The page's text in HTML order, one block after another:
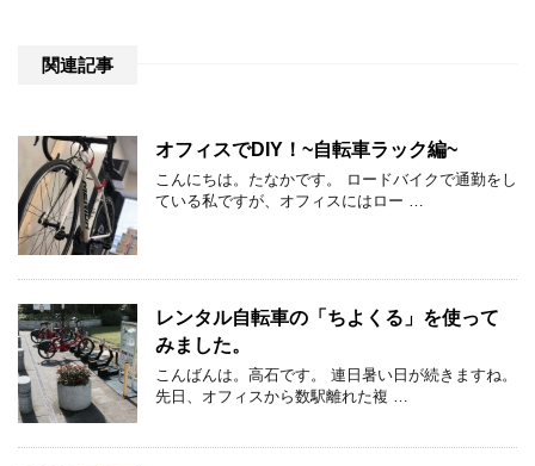
関連記事
オフィスでDIY！~自転車ラック編~
こんにちは。たなかです。 ロードバイクで通勤をし
ている私ですが、オフィスにはロー …
レンタル自転車の「ちよくる」を使って
みました。
こんばんは。高石です。 連日暑い日が続きますね。
先日、オフィスから数駅離れた複 …